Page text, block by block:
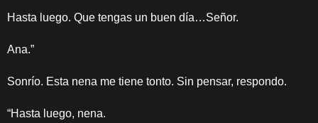
Hasta luego. Que tengas un buen día…Señor.
Ana.”
Sonrío. Esta nena me tiene tonto. Sin pensar, respondo.
“Hasta luego, nena.